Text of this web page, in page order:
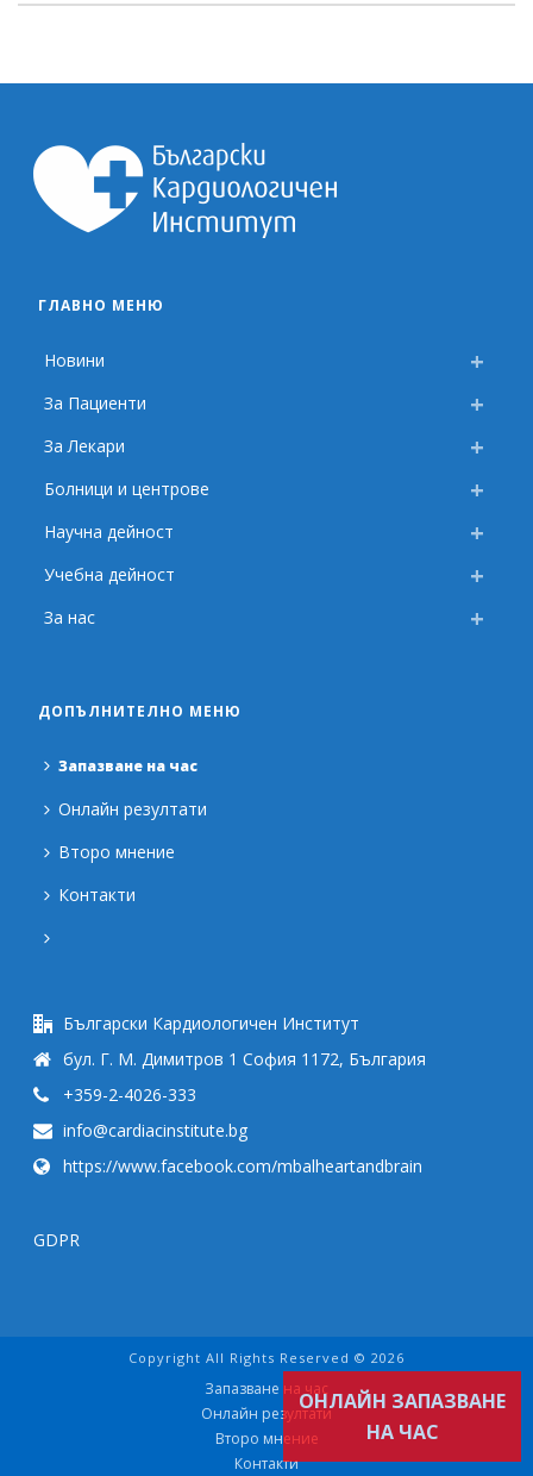
ГЛАВНО МЕНЮ
Новини
За Пациенти
За Лекари
Болници и центрове
Научна дейност
Учебна дейност
За нас
ДОПЪЛНИТЕЛНО МЕНЮ
Запазване на час
Онлайн резултати
Второ мнение
Контакти
Български Кардиологичен Институт
бул. Г. М. Димитров 1 София 1172, България
+359-2-4026-333
info@cardiacinstitute.bg
https://www.facebook.com/mbalheartandbrain
GDPR
Copyright All Rights Reserved © 2026
Запазване на час
Онлайн резултати
Второ мнение
Контакти
ОНЛАЙН ЗАПАЗВАНЕ
НА ЧАС